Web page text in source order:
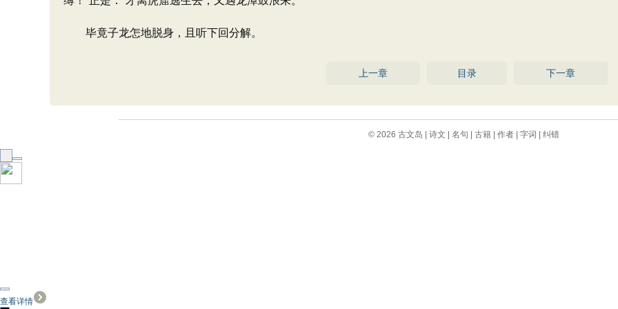
毕竟子龙怎地脱身，且听下回分解。
上一章 目录 下一章
© 2026 古文岛 诗文 名句 古籍| 作者| 字词 纠错
查看详情